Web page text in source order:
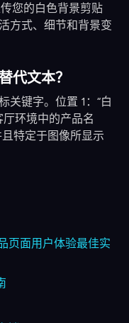
您的白色背景剪贴
方式、细节和背景变
代文本？
关键字。位置 1：“白
厅环境中的产品名
特定于图像所显示
页面用户体验最佳实